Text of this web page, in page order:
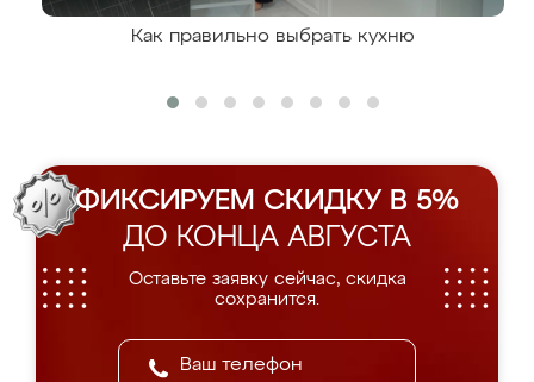
Как правильно выбрать кухню
ФИКСИРУЕМ СКИДКУ В 5%
ДО КОНЦА АВГУСТА
Оставьте заявку сейчас, скидка
сохранится.